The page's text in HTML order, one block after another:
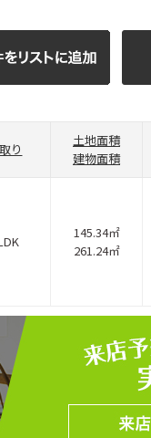
り
土地面積
建物面積
145.34㎡
261.24㎡